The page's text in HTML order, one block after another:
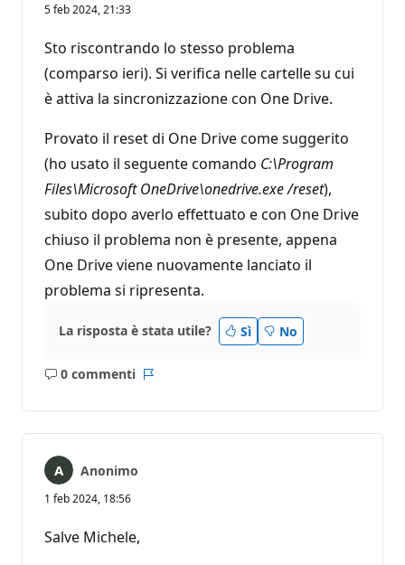
5 feb 2024, 21:33
Sto riscontrando lo stesso problema
(comparso ieri). Si verifica nelle cartelle su cui
è attiva la sincronizzazione con One Drive.
Provato il reset di One Drive come suggerito
(ho usato il seguente comando C:\Program
Files\Microsoft OneDrive\onedrive.exe /reset),
subito dopo averlo effettuato e con One Drive
chiuso il problema non è presente, appena
One Drive viene nuovamente lanciato il
problema si ripresenta.
La risposta è stata utile? Sì No
0 commenti
Nessun
Anonimo
1 feb 2024, 18:56
Salve Michele,